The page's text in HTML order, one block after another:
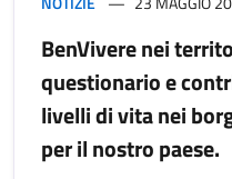
BenVivere nei
questionario e
livelli di vita nei
per il nostro paese.